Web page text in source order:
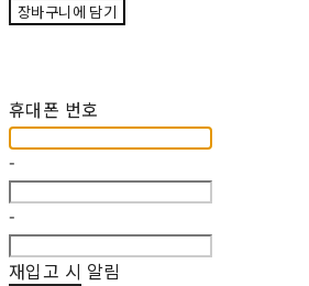
장바구니에 담기
휴대폰 번호
-
-
재입고 시 알림